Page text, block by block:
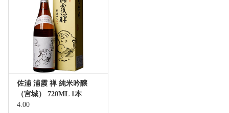
佐浦 浦霞 禅 純米吟醸
（宮城） 720ML 1本
4.00